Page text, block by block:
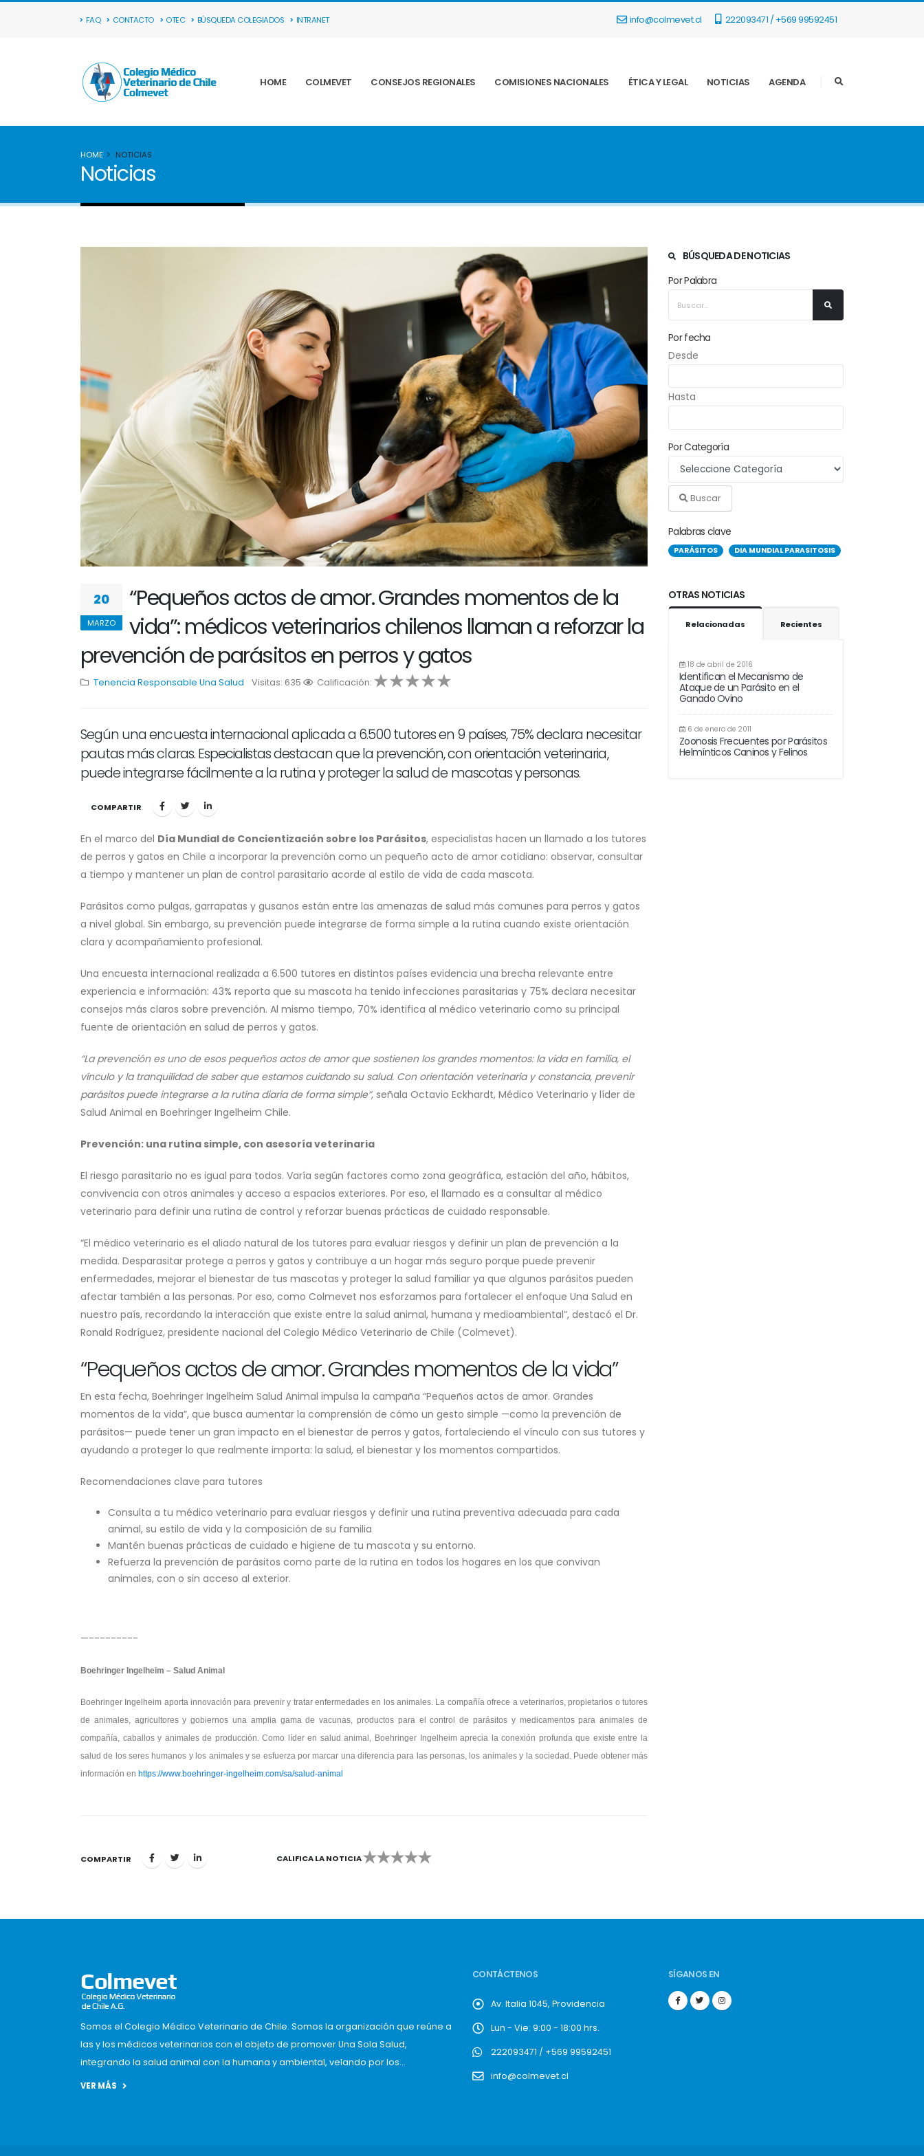
FAQ CONTACTO OTEC BÚSQUEDA COLEGIADOS INTRANET info@colmevet.cl 222093471 / +569 99592451
HOME COLMEVET CONSEJOS REGIONALES COMISIONES NACIONALES ÉTICA Y LEGAL NOTICIAS AGENDA
HOME NOTICIAS
Noticias
BÚSQUEDA DE NOTICIAS
Por Palabra
Por fecha
Desde
Hasta
Por Categoría
Buscar
Palabras clave
PARÁSITOS DIA MUNDIAL PARASITOSIS
OTRAS NOTICIAS
Relacionadas Recientes
18 de abril de 2016
Identifican el Mecanismo de
Ataque de un Parásito en el
Ganado Ovino
6 de enero de 2011
Zoonosis Frecuentes por Parásitos
Helmínticos Caninos y Felinos
20
MARZO
“Pequeños actos de amor. Grandes momentos de la
vida”: médicos veterinarios chilenos llaman a reforzar la
prevención de parásitos en perros y gatos
Tenencia Responsable Una Salud Visitas: 635 Calificación:
1 2 3 4 5
Según una encuesta internacional aplicada a 6.500 tutores en 9 países, 75% declara necesitar
pautas más claras. Especialistas destacan que la prevención, con orientación veterinaria,
puede integrarse fácilmente a la rutina y proteger la salud de mascotas y personas.
COMPARTIR
En el marco del Día Mundial de Concientización sobre los Parásitos, especialistas hacen un llamado a los tutores
de perros y gatos en Chile a incorporar la prevención como un pequeño acto de amor cotidiano: observar, consultar
a tiempo y mantener un plan de control parasitario acorde al estilo de vida de cada mascota.
Parásitos como pulgas, garrapatas y gusanos están entre las amenazas de salud más comunes para perros y gatos
a nivel global. Sin embargo, su prevención puede integrarse de forma simple a la rutina cuando existe orientación
clara y acompañamiento profesional.
Una encuesta internacional realizada a 6.500 tutores en distintos países evidencia una brecha relevante entre
experiencia e información: 43% reporta que su mascota ha tenido infecciones parasitarias y 75% declara necesitar
consejos más claros sobre prevención. Al mismo tiempo, 70% identifica al médico veterinario como su principal
fuente de orientación en salud de perros y gatos.
“La prevención es uno de esos pequeños actos de amor que sostienen los grandes momentos: la vida en familia, el
vínculo y la tranquilidad de saber que estamos cuidando su salud. Con orientación veterinaria y constancia, prevenir
parásitos puede integrarse a la rutina diaria de forma simple”, señala Octavio Eckhardt, Médico Veterinario y líder de
Salud Animal en Boehringer Ingelheim Chile.
Prevención: una rutina simple, con asesoría veterinaria
El riesgo parasitario no es igual para todos. Varía según factores como zona geográfica, estación del año, hábitos,
convivencia con otros animales y acceso a espacios exteriores. Por eso, el llamado es a consultar al médico
veterinario para definir una rutina de control y reforzar buenas prácticas de cuidado responsable.
“El médico veterinario es el aliado natural de los tutores para evaluar riesgos y definir un plan de prevención a la
medida. Desparasitar protege a perros y gatos y contribuye a un hogar más seguro porque puede prevenir
enfermedades, mejorar el bienestar de tus mascotas y proteger la salud familiar ya que algunos parásitos pueden
afectar también a las personas. Por eso, como Colmevet nos esforzamos para fortalecer el enfoque Una Salud en
nuestro país, recordando la interacción que existe entre la salud animal, humana y medioambiental”, destacó el Dr.
Ronald Rodríguez, presidente nacional del Colegio Médico Veterinario de Chile (Colmevet).
“Pequeños actos de amor. Grandes momentos de la vida”
En esta fecha, Boehringer Ingelheim Salud Animal impulsa la campaña “Pequeños actos de amor. Grandes
momentos de la vida”, que busca aumentar la comprensión de cómo un gesto simple —como la prevención de
parásitos— puede tener un gran impacto en el bienestar de perros y gatos, fortaleciendo el vínculo con sus tutores y
ayudando a proteger lo que realmente importa: la salud, el bienestar y los momentos compartidos.
Recomendaciones clave para tutores
Consulta a tu médico veterinario para evaluar riesgos y definir una rutina preventiva adecuada para cada
animal, su estilo de vida y la composición de su familia
Mantén buenas prácticas de cuidado e higiene de tu mascota y su entorno.
Refuerza la prevención de parásitos como parte de la rutina en todos los hogares en los que convivan
animales, con o sin acceso al exterior.
—---------
Boehringer Ingelheim – Salud Animal
Boehringer Ingelheim aporta innovación para prevenir y tratar enfermedades en los animales. La compañía ofrece a veterinarios, propietarios o tutores
de animales, agricultores y gobiernos una amplia gama de vacunas, productos para el control de parásitos y medicamentos para animales de
compañía, caballos y animales de producción. Como líder en salud animal, Boehringer Ingelheim aprecia la conexión profunda que existe entre la
salud de los seres humanos y los animales y se esfuerza por marcar una diferencia para las personas, los animales y la sociedad. Puede obtener más
información en https://www.boehringer-ingelheim.com/sa/salud-animal
COMPARTIR CALIFICA LA NOTICIA
1 2 3 4 5
Somos el Colegio Médico Veterinario de Chile. Somos la organización que reúne a
las y los médicos veterinarios con el objeto de promover Una Sola Salud,
integrando la salud animal con la humana y ambiental, velando por los...
VER MÁS
CONTÁCTENOS
Av. Italia 1045, Providencia
Lun - Vie: 9:00 - 18:00 hrs.
222093471 / +569 99592451
info@colmevet.cl
SÍGANOS EN